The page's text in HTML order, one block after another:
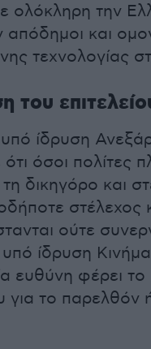
την
και
τεχνολογίας
του
ίδρυση
όσοι πολίτες
δικηγόρο και
στέλεχος
ούτε
ίδρυση
ευθύνη φέρει
για το παρελθόν